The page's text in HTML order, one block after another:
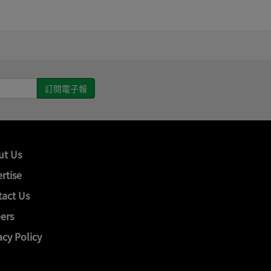
Us
Us
Policy